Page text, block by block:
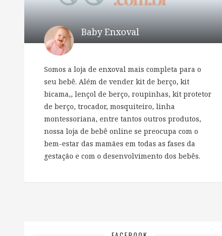
Baby Enxoval
Somos a loja de enxoval mais completa para o
seu bebê. Além de vender kit de berço, kit
bicama,, lençol de berço, roupinhas, kit protetor
de berço, trocador, mosquiteiro, linha
montessoriana, entre tantos outros produtos,
nossa loja de bebê online se preocupa com o
bem-estar das mamães em todas as fases da
gestação e com o desenvolvimento dos bebês.